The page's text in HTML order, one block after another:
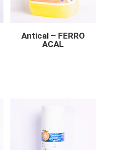
Antical – FERRO
ACAL